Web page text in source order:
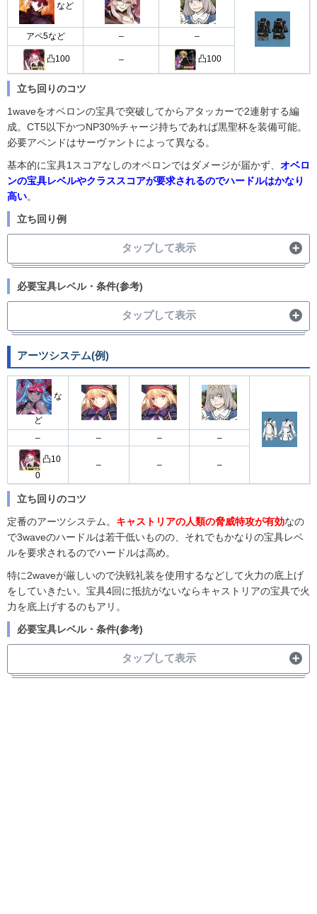
など
アペ5など – –
凸100 – 凸100
立ち回りのコツ
1waveをオベロンの宝具で突破してからアタッカーで2連射する編
成。CT5以下かつNP30%チャージ持ちであれば黒聖杯を装備可能。
必要アペンドはサーヴァントによって異なる。
基本的に宝具1スコアなしのオベロンではダメージが届かず、 オベロ
ンの宝具レベルやクラススコアが要求されるのでハードルはかなり
高い。
立ち回り例
タップして表示
1wave
全スキル→
スキル1
宝具
2wave
3wave
スキル2,3→
(アタッカー)自バフ
バフ→
(アタッカー)宝具
必要宝具レベル・条件(参考)
タップして表示
鯖 条件例/備考
セイバーオルタ
【必要アペンド：2(解放)、5(Lv.10)】
アルトリアオルタ：スコアなし宝具3
アーサー
└極地は2waveで使う
オベロン：スコアあり宝具2、スコアなし宝具5+聖杯
テュフォン
【必要アペンド：
テュフォン：スコアあり宝具3
└極地は3waveで使う
オベロン：スコアあり宝具2&クランクイン100
アーツシステム(例)
な
ど
–
– – –
凸10
0
– – –
立ち回りのコツ
定番のアーツシステム。 キャストリアの人類の脅威特攻が有効なの
で3waveのハードルは若干低いものの、それでもかなりの宝具レベ
ルを要求されるのでハードルは高め。
特に2waveが厳しいので決戦礼装を使用するなどして火力の底上げ
をしていきたい。宝具4回に抵抗がないならキャストリアの宝具で火
力を底上げするのもアリ。
必要宝具レベル・条件(参考)
タップして表示